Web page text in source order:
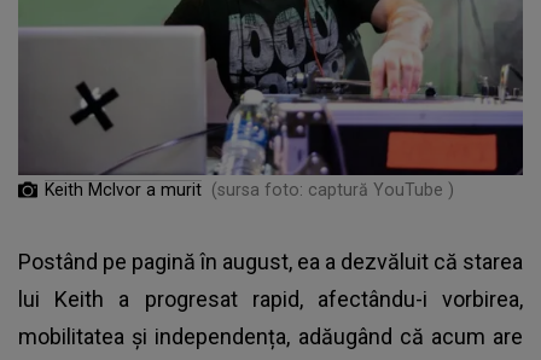
Keith McIvor a murit (sursa foto: captură YouTube )
Postând pe pagină în august, ea a dezvăluit că starea
lui Keith a progresat rapid, afectându-i vorbirea,
mobilitatea și independența, adăugând că acum are